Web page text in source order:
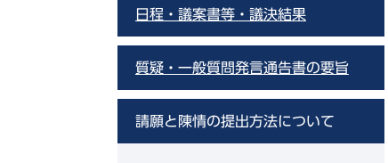
日程・議案書等・議決結果
質疑・一般質問発言通告書の要旨
請願と陳情の提出方法について